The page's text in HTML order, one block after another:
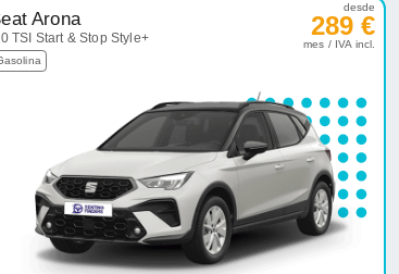
Arona
TSI Start & Stop Style+
desde
289 €
mes / IVA incl.